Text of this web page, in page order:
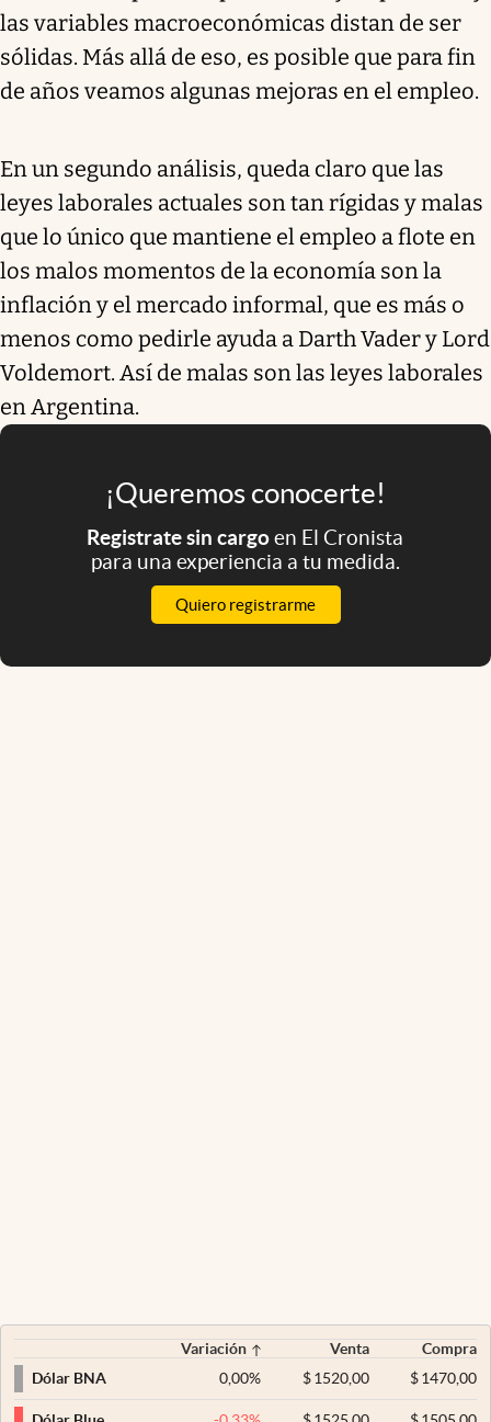
las variables macroeconómicas distan de ser
sólidas. Más allá de eso, es posible que para fin
de años veamos algunas mejoras en el empleo.
En un segundo análisis, queda claro que las
leyes laborales actuales son tan rígidas y malas
que lo único que mantiene el empleo a flote en
los malos momentos de la economía son la
inflación y el mercado informal, que es más o
menos como pedirle ayuda a Darth Vader y Lord
Voldemort. Así de malas son las leyes laborales
en Argentina.
¡Queremos conocerte!
Registrate sin cargoen El Cronista
para una experiencia a tu medida.
Quiero registrarme
Variación Venta
Compra
Dólar BNA
0,00% $ 1520,00 $1470,00